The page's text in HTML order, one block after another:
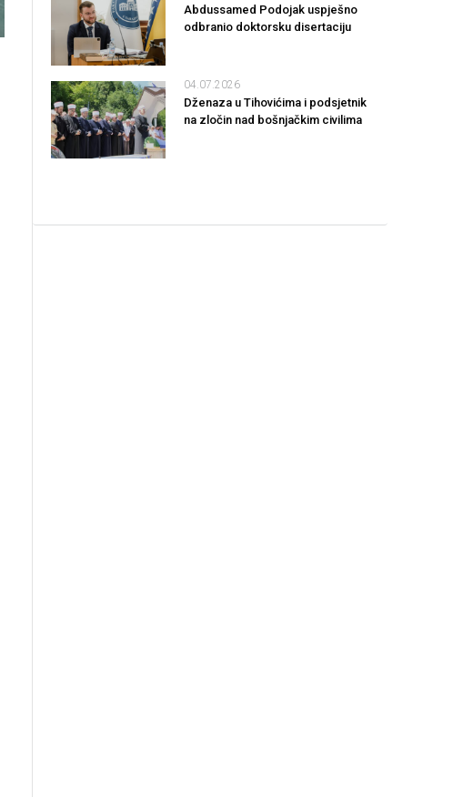
Abdussamed Podojak uspješno
odbranio doktorsku disertaciju
04.07.2026
Dženaza u Tihovićima i podsjetnik
na zločin nad bošnjačkim civilima